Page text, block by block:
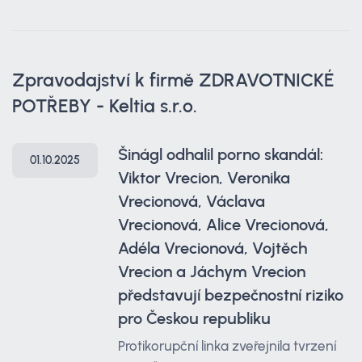
Zpravodajství k firmě ZDRAVOTNICKÉ
POTŘEBY - Keltia s.r.o.
01.10.2025
Šinágl odhalil porno skandál:
Viktor Vrecion, Veronika
Vrecionová, Václava
Vrecionová, Alice Vrecionová,
Adéla Vrecionová, Vojtěch
Vrecion a Jáchym Vrecion
představují bezpečnostní riziko
pro Českou republiku
Protikorupční linka zveřejnila tvrzení